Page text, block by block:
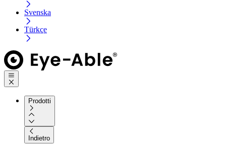
Svenska
Türkçe
Prodotti
Indietro